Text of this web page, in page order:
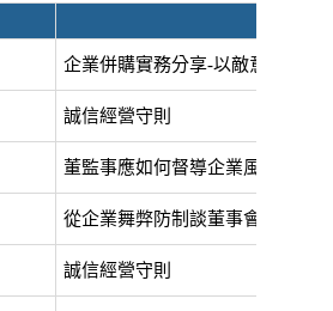
企業併購實務分享-以敵意併購為
誠信經營守則
董監事應如何督導企業風險管理
從企業舞弊防制談董事會職能
誠信經營守則